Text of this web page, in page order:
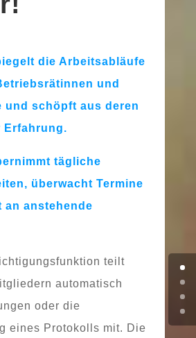
die Arbeitsabläufe
und
und schöpft aus deren
Erfahrung.
täg­li­che
über­wacht Termine
an anste­hen­de
teilt
auto­ma­tisch
oder die
eines Protokolls mit. Die